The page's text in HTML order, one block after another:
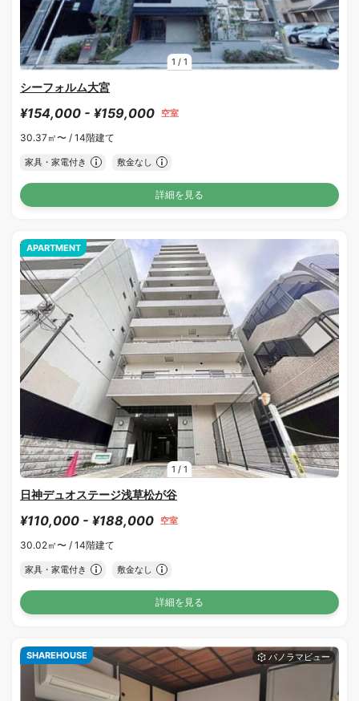
1 / 1
シーフォルム大宮
¥154,000 - ¥159,000 空室
30.37㎡〜 / 14階建て
家具・家電付き 敷金なし
詳細を見る
1 / 1
APARTMENT
日神デュオステージ浅草松が谷
¥110,000 - ¥188,000 空室
30.02㎡〜 / 14階建て
家具・家電付き 敷金なし
詳細を見る
SHAREHOUSE